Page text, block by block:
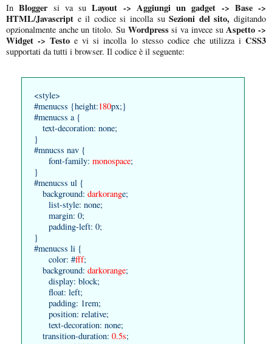
In Bloggersi va suLayout -> Aggiungi un gadget -> Base ->
HTML/Javascript e il codice si incolla suSezioni del sito, digitando
opzionalmente anche un titolo. Su Wordpresssi va invece suAspetto ->
Widget -> Testo e vi si incolla lo stesso codice che utilizza iCSS3
supportati da tutti i browser. Il codice è il seguente:
<style>
#menucss {height:180px;}
#menucss a {
text-decoration: none;
}
#mnucss nav {
font-family: monospace;
}
#menucss ul {
background: darkorange;
list-style: none;
margin: 0;
padding-left: 0;
}
#menucss li {
color: #fff;
background: darkorange;
display: block;
float: left;
padding: 1rem;
position: relative;
text-decoration: none;
transition-duration: 0.5s;